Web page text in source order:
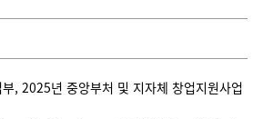
, 2025년 중앙부처 및 지자체 창업지원사업